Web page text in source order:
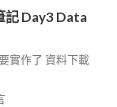
記 Day3 Data
實作了 資料下載